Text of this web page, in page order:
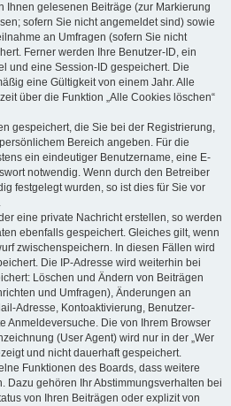
Ihnen gelesenen Beiträge (zur Markierung
sofern Sie nicht angemeldet sind) sowie
an Umfragen (sofern Sie nicht
Ferner werden Ihre Benutzer-ID, ein
und eine Session-ID gespeichert. Die
eine Gültigkeit von einem Jahr. Alle
über die Funktion „Alle Cookies löschen“
gespeichert, die Sie bei der Registrierung,
Bereich angeben. Für die
ein eindeutiger Benutzername, eine E-
notwendig. Wenn durch den Betreiber
festgelegt wurden, so ist dies für Sie vor
eine private Nachricht erstellen, so werden
ebenfalls gespeichert. Gleiches gilt, wenn
zwischenspeichern. In diesen Fällen wird
Die IP-Adresse wird weiterhin bei
Löschen und Ändern von Beiträgen
und Umfragen), Änderungen an
Adresse, Kontoaktivierung, Benutzer-
Anmeldeversuche. Die von Ihrem Browser
(User Agent) wird nur in der „Wer
und nicht dauerhaft gespeichert.
Funktionen des Boards, dass weitere
Dazu gehören Ihr Abstimmungsverhalten bei
von Ihren Beiträgen oder explizit von